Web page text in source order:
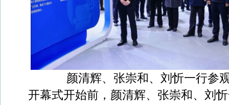
颜清辉、张崇和、刘忻一行参
开幕式开始前，颜清辉、张崇和、刘